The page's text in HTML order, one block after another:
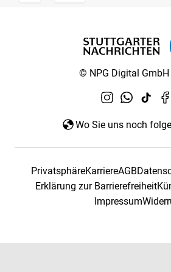
© NPG Digital
Wo Sie uns noch
PrivatsphäreKarriereAGB
Erklärung zur Barrierefreiheit
Impressum